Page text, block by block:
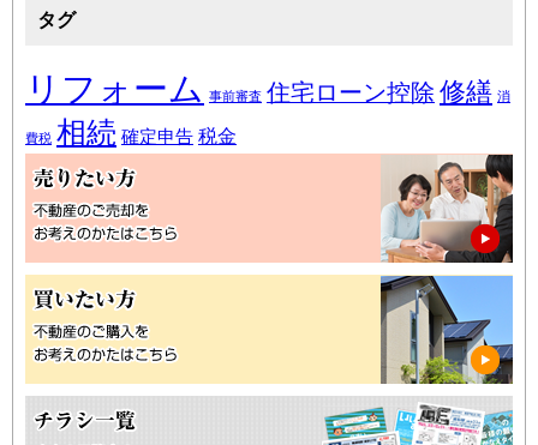
タグ
リフォーム 事前審査 住宅ローン控除 修繕 消
費税 相続 確定申告 税金